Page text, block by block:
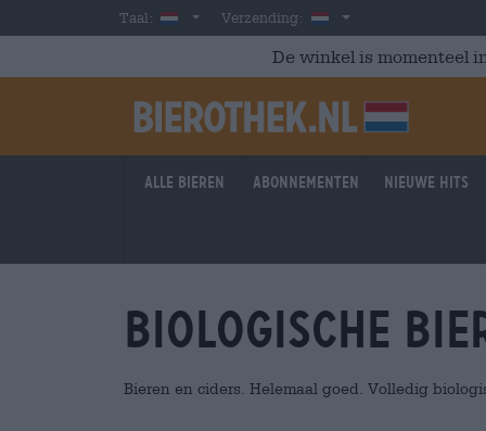
Skip to main content
Taal: DutchVerzending: Nederland
De winkel is momenteel
Alle bieren Abonnementen Nieuwe hits
Biologische
Bieren en ciders. Helemaal goed. Volledig